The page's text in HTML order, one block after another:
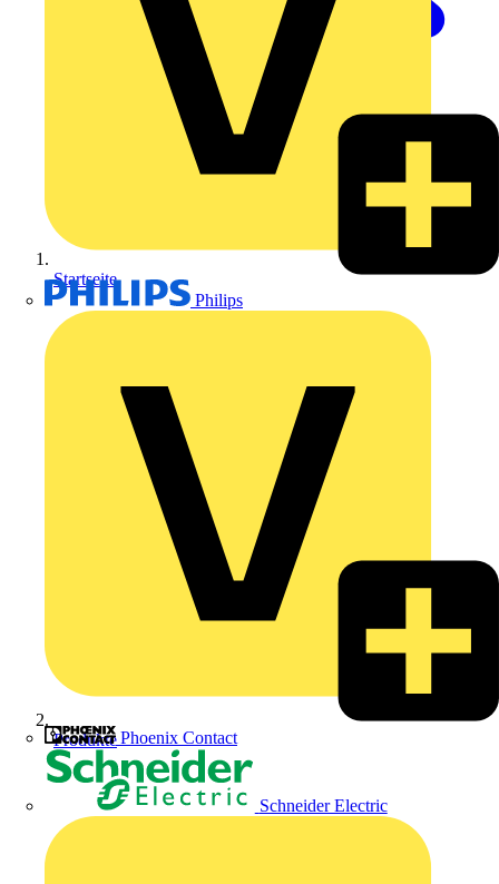
Philips
Phoenix Contact
Schneider Electric
Startseite
Produkte